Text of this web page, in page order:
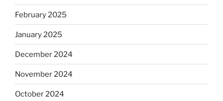
February 2025
January 2025
December 2024
November 2024
October 2024